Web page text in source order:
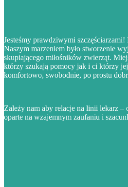
Jesteśmy prawdziwymi
Naszym marzeniem było stworzenie
skupiającego miłośników zwierząt.
którzy szukają pomocy jak i ci którzy
komfortowo, swobodnie, po prostu
Zależy nam aby relacje na linii lekarz –
oparte na wzajemnym zaufaniu i